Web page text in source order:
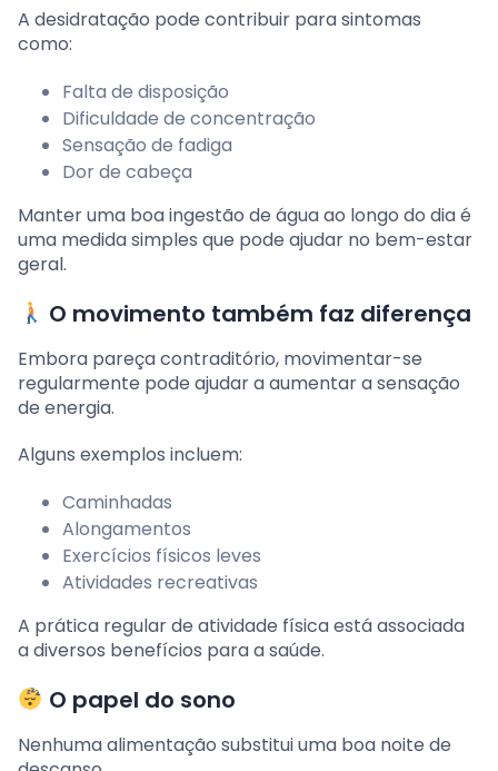
A desidratação pode contribuir para sintomas
como:
Falta de disposição
Dificuldade de concentração
Sensação de fadiga
Dor de cabeça
Manter uma boa ingestão de água ao longo do dia é
uma medida simples que pode ajudar no bem-estar
geral.
O movimento também faz diferença
Embora pareça contraditório, movimentar-se
regularmente pode ajudar a aumentar a sensação
de energia.
Alguns exemplos incluem:
Caminhadas
Alongamentos
Exercícios físicos leves
Atividades recreativas
A prática regular de atividade física está associada
a diversos benefícios para a saúde.
O papel do sono
Nenhuma alimentação substitui uma boa noite de